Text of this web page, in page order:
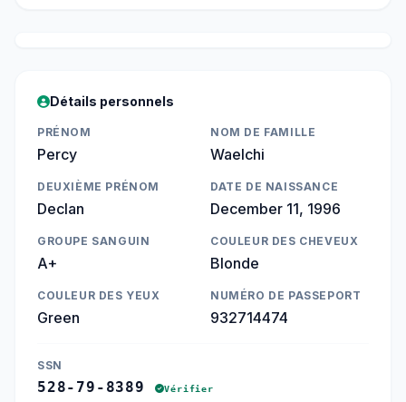
Détails personnels
PRÉNOM
Percy
NOM DE FAMILLE
Waelchi
DEUXIÈME PRÉNOM
Declan
DATE DE NAISSANCE
December 11, 1996
GROUPE SANGUIN
A+
COULEUR DES CHEVEUX
Blonde
COULEUR DES YEUX
Green
NUMÉRO DE PASSEPORT
932714474
SSN
528-79-8389 Vérifier